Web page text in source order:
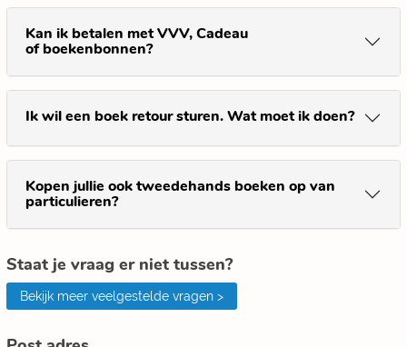
Kan ik betalen met VVV, Cadeau
of boekenbonnen?
Ik wil een boek retour sturen. Wat moet ik doen?
Kopen jullie ook tweedehands boeken op van
particulieren?
Staat je vraag er niet tussen?
Bekijk meer veelgestelde vragen >